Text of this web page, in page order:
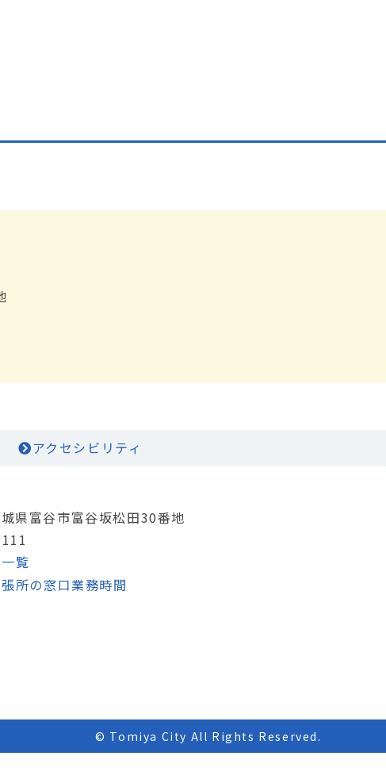
アクセシビリティ
県富谷市富谷坂松田30番地
覧
所の窓口業務時間
© Tomiya City All Rights Reserved.